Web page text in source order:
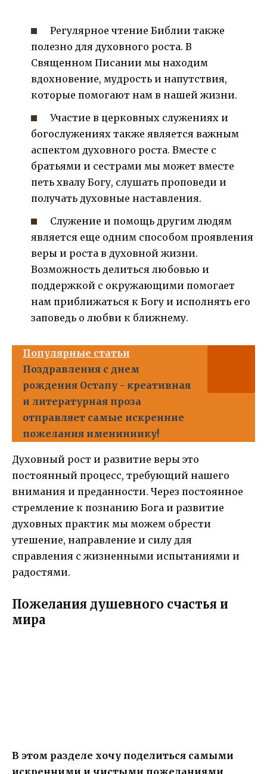
Регулярное чтение Библии также
полезно для духовного роста. В
Священном Писании мы находим
вдохновение, мудрость и напутствия,
которые помогают нам в нашей жизни.
Участие в церковных служениях и
богослужениях также является важным
аспектом духовного роста. Вместе с
братьями и сестрами мы может вместе
петь хвалу Богу, слушать проповеди и
получать духовные наставления.
Служение и помощь другим людям
является еще одним способом проявления
веры и роста в духовной жизни.
Возможность делиться любовью и
поддержкой с окружающими помогает
нам приближаться к Богу и исполнять его
заповедь о любви к ближнему.
Популярные статьи
Поздравления с днем
рождения Остапу - креативная
и литературная проза
отправляет самые искренние
пожелания имениннику!
Духовный рост и развитие веры это
постоянный процесс, требующий нашего
внимания и преданности. Через постоянное
стремление к познанию Бога и развитие
духовных практик мы можем обрести
утешение, направление и силу для
справления с жизненными испытаниями и
радостями.
Пожелания душевного счастья и
мира
В этом разделе хочу поделиться самыми